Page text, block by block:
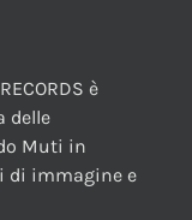
è
delle
Muti in
di immagine e